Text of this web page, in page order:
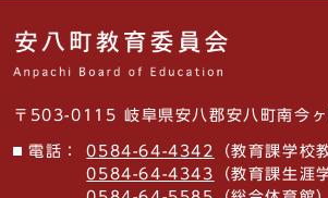
〒503-0115 岐阜県安八郡安八町南今
電話： 0584-64-4342
（教育課学校
0584-64-4343
（教育課生涯